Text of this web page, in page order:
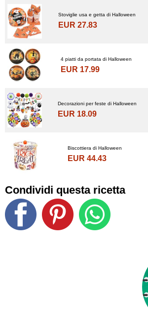
Stoviglie usa e getta di Halloween
EUR 27.83
4 piatti da portata di Halloween
EUR 17.99
Decorazioni per feste di Halloween
EUR 18.09
Biscottiera di Halloween
EUR 44.43
Condividi questa ricetta